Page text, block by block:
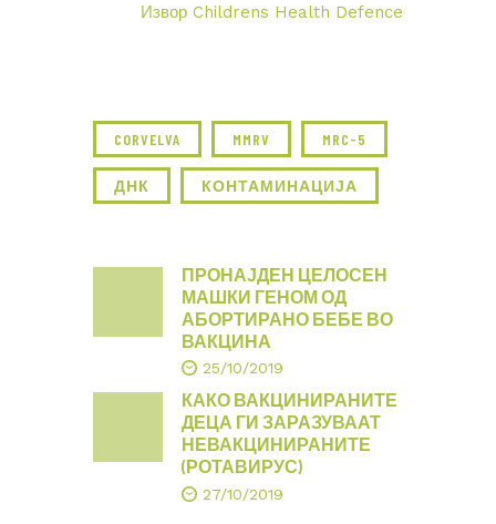
Извор Childrens Health Defence
CORVELVA MMRV MRC-5
ДНК КОНТАМИНАЦИЈА
ПРОНАЈДЕН ЦЕЛОСЕН
МАШКИ ГЕНОМ ОД
АБОРТИРАНО БЕБЕ ВО
ВАКЦИНА
25/10/2019
КАКО ВАКЦИНИРАНИТЕ
ДЕЦА ГИ ЗАРАЗУВААТ
НЕВАКЦИНИРАНИТЕ
(РОТАВИРУС)
27/10/2019